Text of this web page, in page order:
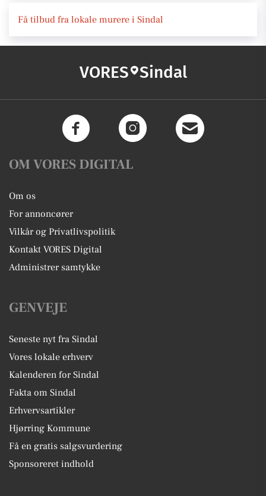
Få tilbud fra lokale murere i Sindal
VORES Sindal
OM VORES DIGITAL
Om os
For annoncører
Vilkår og Privatlivspolitik
Kontakt VORES Digital
Administrer samtykke
GENVEJE
Seneste nyt fra Sindal
Vores lokale erhverv
Kalenderen for Sindal
Fakta om Sindal
Erhvervsartikler
Hjørring Kommune
Få en gratis salgsvurdering
Sponsoreret indhold